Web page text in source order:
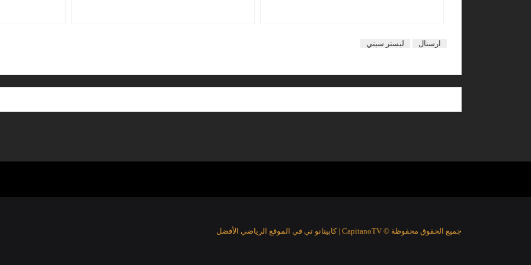
ارسنال ليستر سيتي
جميع الحقوق محفوظة © CapitanoTV | كابيتانو تي في الموقع الرياضي الأفضل